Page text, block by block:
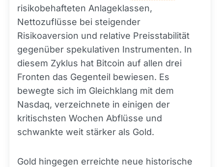
risikobehafteten Anlageklassen,
Nettozuflüsse bei steigender
Risikoaversion und relative Preisstabilität
gegenüber spekulativen Instrumenten. In
diesem Zyklus hat Bitcoin auf allen drei
Fronten das Gegenteil bewiesen. Es
bewegte sich im Gleichklang mit dem
Nasdaq, verzeichnete in einigen der
kritischsten Wochen Abflüsse und
schwankte weit stärker als Gold.
Gold hingegen erreichte neue historische